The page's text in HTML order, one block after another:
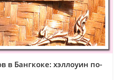
в Бангкоке: хэллоуин по-